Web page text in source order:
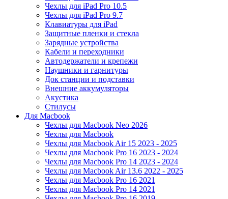
Чехлы для iPad Pro 10.5
Чехлы для iPad Pro 9.7
Клавиатуры для iPad
Защитные пленки и стекла
Зарядные устройства
Кабели и переходники
Автодержатели и крепежи
Наушники и гарнитуры
Док станции и подставки
Внешние аккумуляторы
Акустика
Стилусы
Для Macbook
Чехлы для Macbook Neo 2026
Чехлы для Macbook
Чехлы для Macbook Air 15 2023 - 2025
Чехлы для Macbook Pro 16 2023 - 2024
Чехлы для Macbook Pro 14 2023 - 2024
Чехлы для Macbook Air 13.6 2022 - 2025
Чехлы для Macbook Pro 16 2021
Чехлы для Macbook Pro 14 2021